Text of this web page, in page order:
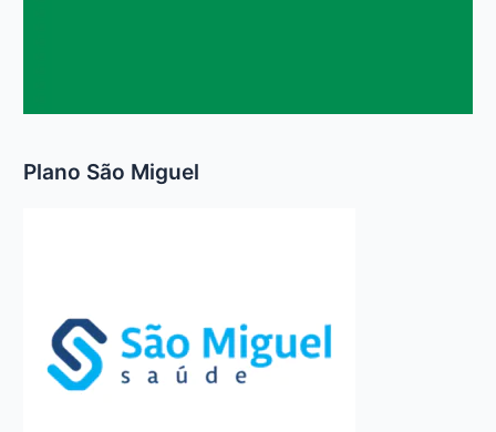
Plano São Miguel